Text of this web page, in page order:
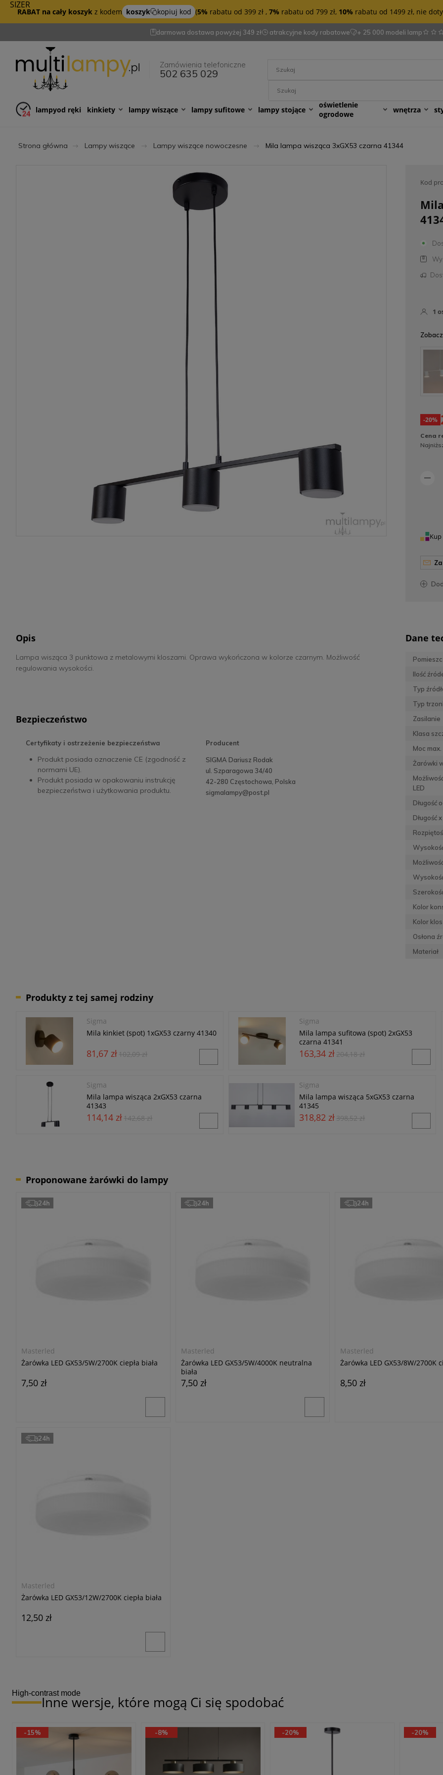
RABAT na cały koszyk z kodem koszyk kopiuj kod (5% rabatu od 399 zł , 7% rabatu od 799 zł, 10% rabatu od 1499 zł, nie
darmowa dostawa powyżej 349 zł atrakcyjne kody rabatowe + 25 000 modeli lamp
Zamówienia telefoniczne
502 635 029
lampyod ręki kinkiety lampy wiszące lampy sufitowe lampy stojące
oświetlenie
ogrodowe
wnętrza
Strona główna Lampy wiszące Lampy wiszące nowoczesne Mila lampa wisząca 3xGX53 czarna 41344
Kod
1
-20%
Cena
Kup
Opis
Lampa wisząca 3 punktowa z metalowymi kloszami. Oprawa wykończona w kolorze czarnym. Możliwość
regulowania wysokości.
Bezpieczeństwo
Producent
SIGMA Dariusz Rodak
ul. Szparagowa 34/40
42-280 Częstochowa, Polska
sigmalampy@post.pl
Certyfikaty i ostrzeżenie bezpieczeństwa
Produkt posiada oznaczenie CE (zgodność z
normami UE).
Produkt posiada w opakowaniu instrukcję
bezpieczeństwa i użytkowania produktu.
Dane
Ilość
Typ
Typ
Zasilanie
Klasa
Moc
Żarówki
LED
Długość
Długość
Kolor
Kolor
Osłona
Materiał
Produkty z tej samej rodziny
Sigma
Mila kinkiet (spot) 1xGX53 czarny 41340
81,67 zł 102,09 zł
Sigma
Mila lampa sufitowa (spot) 2xGX53
czarna 41341
163,34 zł 204,18 zł
Sigma
Mila lampa wisząca 2xGX53 czarna
41343
114,14 zł 142,68 zł
Sigma
Mila lampa wisząca 5xGX53 czarna
41345
318,82 zł 398,52 zł
Proponowane żarówki do lampy
Masterled
Żarówka LED GX53/5W/2700K ciepła biała
24h
7,50 zł
Masterled
Żarówka LED GX53/5W/4000K neutralna
biała
24h
7,50 zł
Masterled
Żarówka LED GX53/8W/2700K
24h
8,50 zł
Masterled
Żarówka LED GX53/12W/2700K ciepła biała
24h
12,50 zł
High-contrast mode
Inne wersje, które mogą Ci się spodobać
-15% -8% -20% -20%
SIZER